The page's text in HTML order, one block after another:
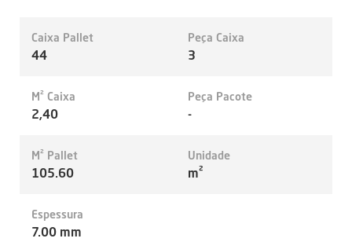
Caixa Pallet
44
Peça Caixa
3
M² Caixa
2,40
Peça Pacote
-
M² Pallet
105.60
Unidade
m²
Espessura
7.00 mm